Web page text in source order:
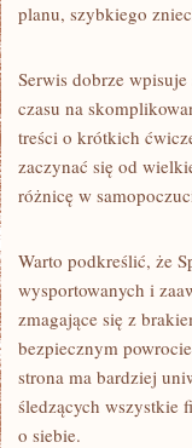
planu, szybkiego
Serwis dobrze
czasu na
treści o krótkich
zaczynać się od
różnicę w
Warto podkreślić, że
wysportowanych i
zmagające się z
bezpiecznym
strona ma bardziej
śledzących wszystkie
o siebie.